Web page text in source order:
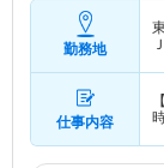
勤務地
仕事内容